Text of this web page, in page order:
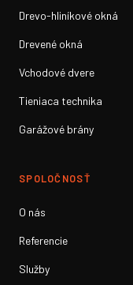
Drevo-hliníkové okná
Drevené okná
Vchodové dvere
Tieniaca technika
Garážové brány
SPOLOČNOSŤ
O nás
Referencie
Služby